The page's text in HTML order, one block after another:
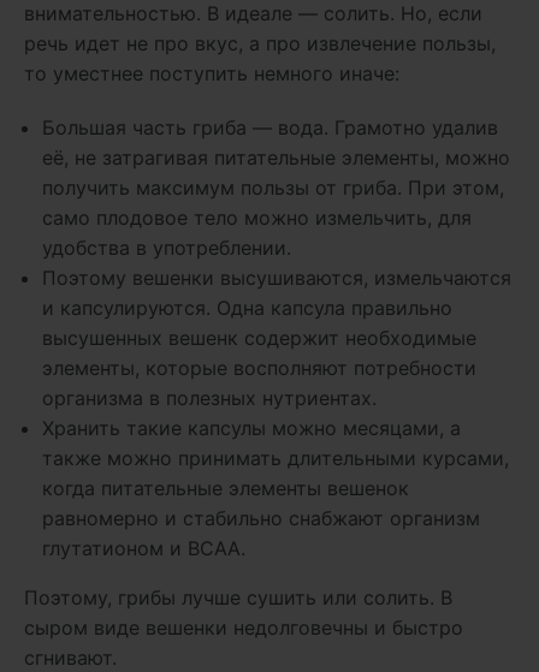
внимательностью. В идеале — солить. Но, если
речь идет не про вкус, а про извлечение пользы,
то уместнее поступить немного иначе:
Большая часть гриба — вода. Грамотно удалив
её, не затрагивая питательные элементы, можно
получить максимум пользы от гриба. При этом,
само плодовое тело можно измельчить, для
удобства в употреблении.
Поэтому вешенки высушиваются, измельчаются
и капсулируются. Одна капсула правильно
высушенных вешенк содержит необходимые
элементы, которые восполняют потребности
организма в полезных нутриентах.
Хранить такие капсулы можно месяцами, а
также можно принимать длительными курсами,
когда питательные элементы вешенок
равномерно и стабильно снабжают организм
глутатионом и ВСАА.
Поэтому, грибы лучше сушить или солить. В
сыром виде вешенки недолговечны и быстро
сгнивают.